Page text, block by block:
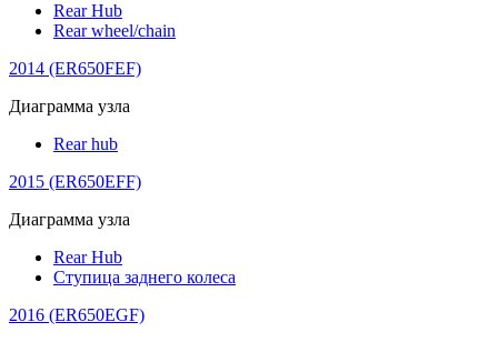
Rear Hub
Rear wheel/chain
2014 (ER650FEF)
Диаграмма узла
Rear hub
2015 (ER650EFF)
Диаграмма узла
Rear Hub
Ступица заднего колеса
2016 (ER650EGF)